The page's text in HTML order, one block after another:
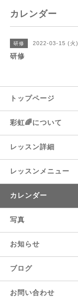
カレンダー
研修 2022-03-15 (火)
研修
トップページ
彩虹🌈について
レッスン詳細
レッスンメニュー
カレンダー
写真
お知らせ
ブログ
お問い合わせ